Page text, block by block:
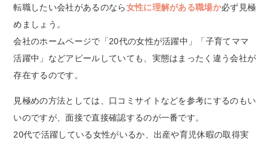
転職したい会社があるのなら女性に理解がある職場か必ず見極
めましょう。
会社のホームページで「20代の女性が活躍中」「子育てママ
活躍中」などアピールしていても、実態はまったく違う会社が
存在するのです。
見極めの方法としては、口コミサイトなどを参考にするのもい
いのですが、面接で直接確認するのが一番です。
20代で活躍している女性がいるか、出産や育児休暇の取得実